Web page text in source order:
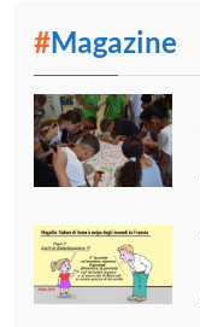
#Magazine